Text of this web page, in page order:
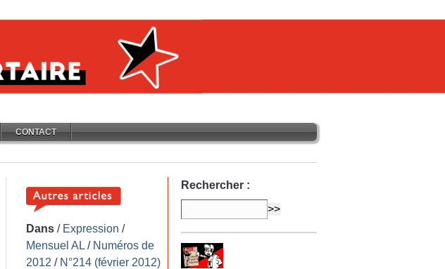
CONTACT
Dans / Expression /
Mensuel AL / Numéros de
2012 / N°214 (février 2012)
Rechercher :